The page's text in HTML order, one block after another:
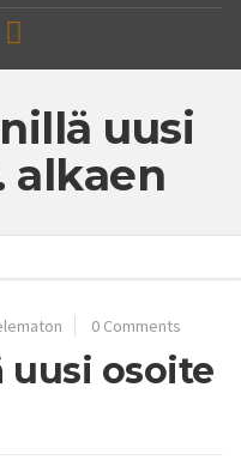
uusi
alkaen
0 Comments
uusi osoite